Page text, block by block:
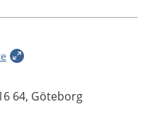
64, Göteborg